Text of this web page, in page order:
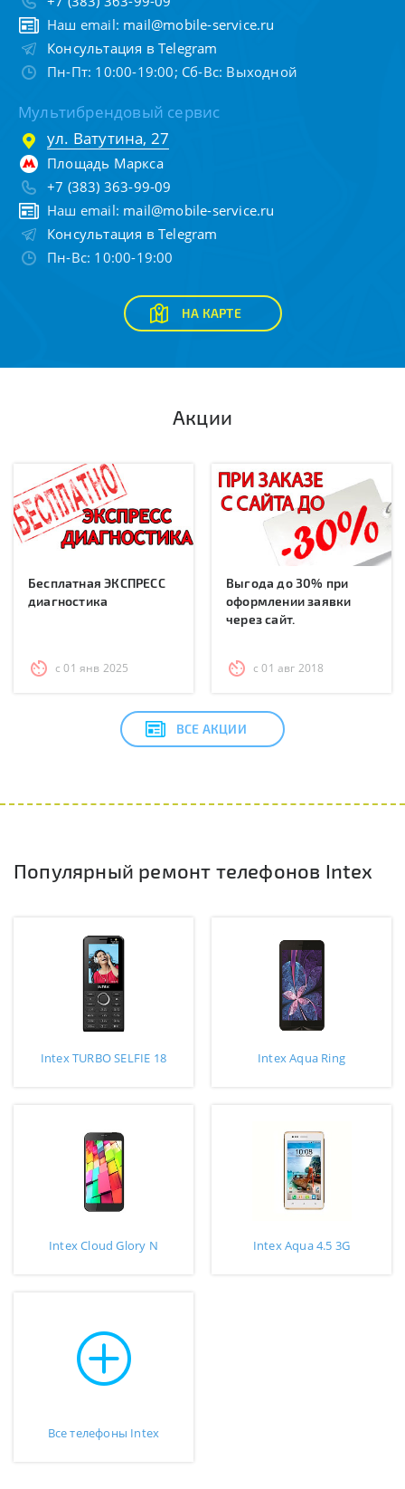
Наш email: mail@mobile-service.ru
Консультация в Telegram
Пн-Пт: 10:00-19:00; Сб-Вс: Выходной
Мультибрендовый сервис
ул. Ватутина, 27
Площадь Маркса
+7 (383) 363-99-09
Наш email: mail@mobile-service.ru
Консультация в Telegram
Пн-Вс: 10:00-19:00
НА КАРТЕ
Акции
Бесплатная ЭКСПРЕСС
диагностика
с 01 янв 2025
Выгода до 30% при
оформлении заявки
через сайт.
с 01 авг 2018
ВСЕ АКЦИИ
Популярный ремонт телефонов Intex
Intex TURBO SELFIE 18 Intex Aqua Ring
Intex Cloud Glory N Intex Aqua 4.5 3G
Все телефоны Intex